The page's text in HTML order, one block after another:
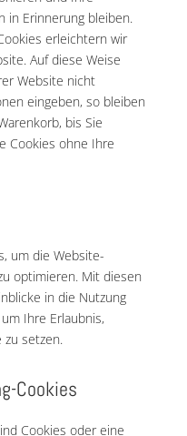
in Erinnerung bleiben.
erleichtern wir
Auf diese Weise
Website nicht
eingeben, so bleiben
bis Sie
Cookies ohne Ihre
um die Website-
optimieren. Mit diesen
in die Nutzung
Ihre Erlaubnis,
zu setzen.
Cookies
Cookies oder eine